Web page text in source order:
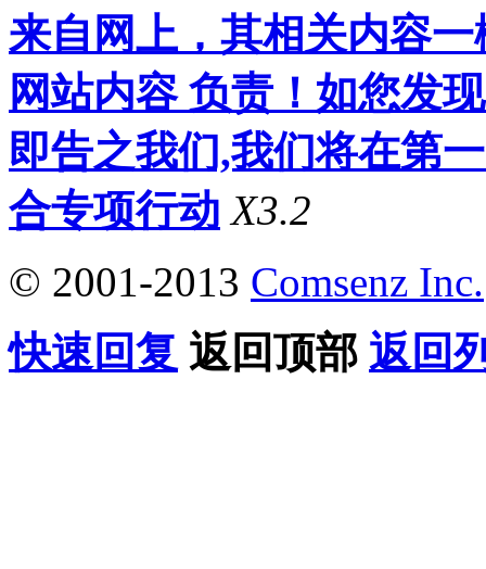
来自网上，其相关内容
网站内容 负责！如您发
即告之我们,我们将在第
合专项行动 X3.2
© 2001-2013 Comsenz Inc.
快速回复 返回顶部 返回